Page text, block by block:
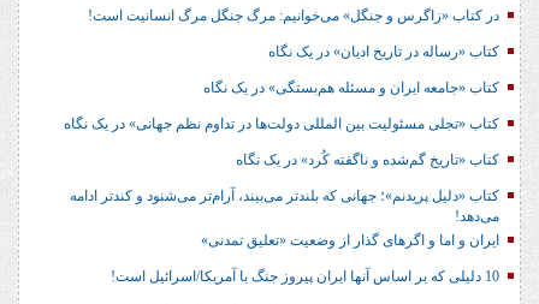
در کتاب «زاگرس و جنگل» می‌خوانیم: مرگ جنگل مرگ انسانیت است!
کتاب «رساله در تاریخ ادیان» در یک نگاه
کتاب «جامعه ایران و مسئله هم‌بستگی» در یک نگاه
کتاب «تجلی مسئولیت بین المللی دولت‌ها در تداوم نظم جهانی» در یک نگاه
کتاب «تاریخ گم‌شده و ناگفته کُرد» در یک نگاه
کتاب «دلیل پریدنم»؛ جهانی که بلندتر می‌بیند، آرام‌تر می‌شنود و کندتر ادامه
می‌دهد!
ایران و اما و اگرهای گذار از وضعیت «تعلیق تمدنی»
10 دلیلی که بر اساس آنها ایران پیروز جنگ با آمریکا/اسرائیل است!